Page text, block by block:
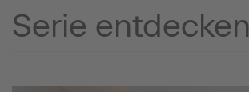
Serie entdecken